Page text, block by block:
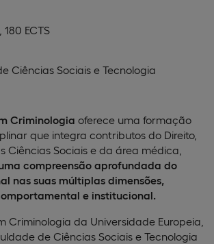
ECTS
Ciências Sociais e Tecnologia
Criminologia oferece uma formação
que integra contributos do Direito,
Ciências Sociais e da área médica,
compreensão aprofundada do
nas suas múltiplas dimensões,
e institucional.
Criminologia da Universidade Europeia,
de Ciências Sociais e Tecnologia